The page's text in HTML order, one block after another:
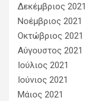
Δεκέμβριος 2021
Νοέμβριος 2021
Οκτώβριος 2021
Αύγουστος 2021
Ιούλιος 2021
Ιούνιος 2021
Μάιος 2021